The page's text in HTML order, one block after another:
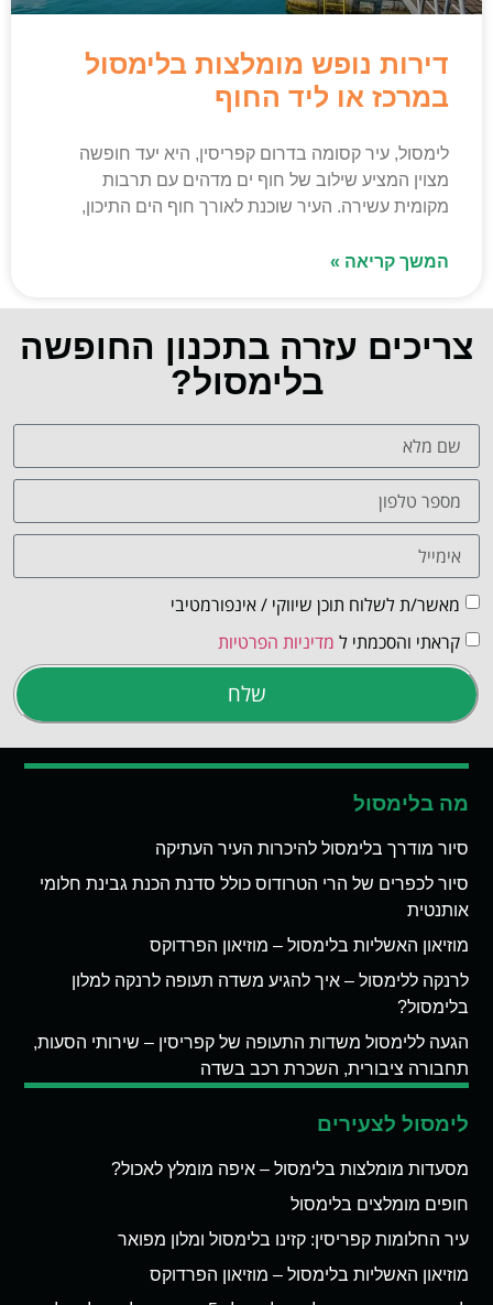
דירות נופש מומלצות בלימסול
במרכז או ליד החוף
לימסול, עיר קסומה בדרום קפריסין, היא יעד חופשה
מצוין המציע שילוב של חוף ים מדהים עם תרבות
מקומית עשירה. העיר שוכנת לאורך חוף הים התיכון,
המשך קריאה »
צריכים עזרה בתכנון החופשה
בלימסול?
מאשר/ת לשלוח תוכן שיווקי / אינפורמטיבי
קראתי והסכמתי ל מדיניות הפרטיות
שלח
מה בלימסול
סיור מודרך בלימסול להיכרות העיר העתיקה
סיור לכפרים של הרי הטרודוס כולל סדנת הכנת גבינת חלומי
אותנטית
מוזיאון האשליות בלימסול – מוזיאון הפרדוקס
לרנקה ללימסול – איך להגיע משדה תעופה לרנקה למלון
בלימסול?
הגעה ללימסול משדות התעופה של קפריסין – שירותי הסעות,
תחבורה ציבורית, השכרת רכב בשדה
לימסול לצעירים
מסעדות מומלצות בלימסול – איפה מומלץ לאכול?
חופים מומלצים בלימסול
עיר החלומות קפריסין: קזינו בלימסול ומלון מפואר
מוזיאון האשליות בלימסול – מוזיאון הפרדוקס